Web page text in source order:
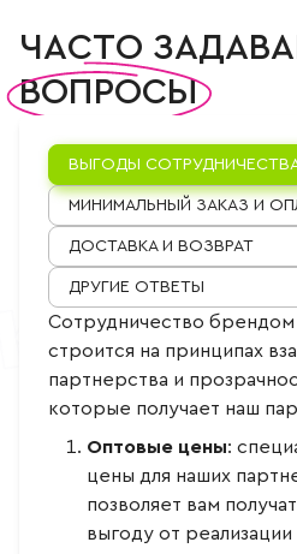
Часто задаваемые вопросы
ЧАСТО
ВОПРОСЫ
ВЫГОДЫ
МИНИМАЛЬНЫЙ ЗАКАЗ И
ДОСТАВКА И ВОЗВРАТ
ДРУГИЕ ОТВЕТЫ
Сотрудничество брендом
строится на принципах
партнерства и
которые получает наш
Оптовые цены:
цены для наших
позволяет вам
выгоду от